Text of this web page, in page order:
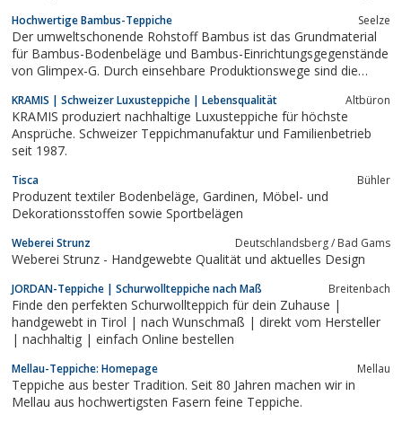
Hochwertige Bambus-Teppiche Seelze
Der umweltschonende Rohstoff Bambus ist das Grundmaterial
für Bambus-Bodenbeläge und Bambus-Einrichtungsgegenstände
von Glimpex-G. Durch einsehbare Produktionswege sind die
naturbelassenen Charakter.
KRAMIS | Schweizer Luxusteppiche | Lebensqualität Altbüron
KRAMIS produziert nachhaltige Luxusteppiche für höchste
Ansprüche. Schweizer Teppichmanufaktur und Familienbetrieb
seit 1987.
Tisca Bühler
Produzent textiler Bodenbeläge, Gardinen, Möbel- und
Dekorationsstoffen sowie Sportbelägen
Weberei Strunz Deutschlandsberg / Bad Gams
Weberei Strunz - Handgewebte Qualität und aktuelles Design
JORDAN-Teppiche | Schurwollteppiche nach Maß Breitenbach
Finde den perfekten Schurwollteppich für dein Zuhause |
handgewebt in Tirol | nach Wunschmaß | direkt vom Hersteller
| nachhaltig | einfach Online bestellen
Mellau-Teppiche: Homepage Mellau
Teppiche aus bester Tradition. Seit 80 Jahren machen wir in
Mellau aus hochwertigsten Fasern feine Teppiche.